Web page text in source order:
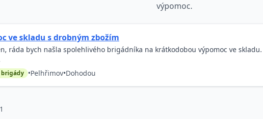
výpomoc.
ve skladu s drobným zbožím
ráda bych našla spolehlivého brigádníka na krátkodobou výpomoc ve
brigády •Pelhřimov•Dohodou